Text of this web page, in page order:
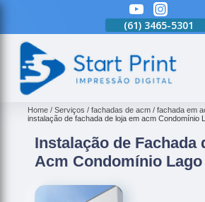
(61) 3465-5301
Home Serviços fachadas de acm
fachada em
instalação de fachada de loja em acm Condomínio
Instalação de Fachada
Acm Condomínio Lago